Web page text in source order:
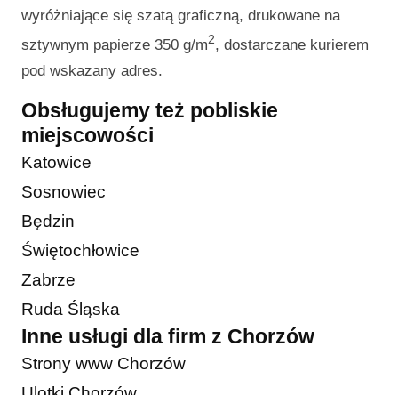
wyróżniające się szatą graficzną, drukowane na
sztywnym papierze 350 g/m2, dostarczane kurierem
pod wskazany adres.
Obsługujemy też pobliskie
miejscowości
Katowice
Sosnowiec
Będzin
Świętochłowice
Zabrze
Ruda Śląska
Inne usługi dla firm z Chorzów
Strony www Chorzów